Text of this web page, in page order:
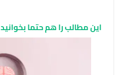
این مطالب را هم حتما بخوانید